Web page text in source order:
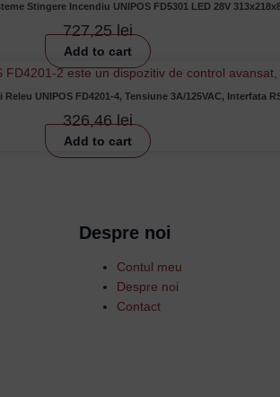
Stingere Incendiu UNIPOS FD5301 LED 28V
727,25lei
Add to cart
UNIPOS FD4201-4, Tensiune 3A/125VAC, Interfata
326,46lei
Add to cart
Despre noi
Contul meu
Despre noi
Contact